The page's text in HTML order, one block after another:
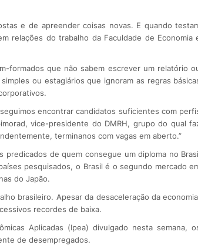
e de apreender coisas novas. E quando
relações do trabalho da Faculdade de Economia
formados que não sabem escrever um relatório
ou estagiários que ignoram as regras
encontrar candidatos suficientes com
vice-presidente do DMRH, grupo do qual
terminanos com vagas em aberto.”
de quem consegue um diploma no
pesquisados, o Brasil é o segundo mercado
do Japão.
brasileiro. Apesar da desaceleração da
recordes de baixa.
Aplicadas (Ipea) divulgado nesta semana,
de desempregados.